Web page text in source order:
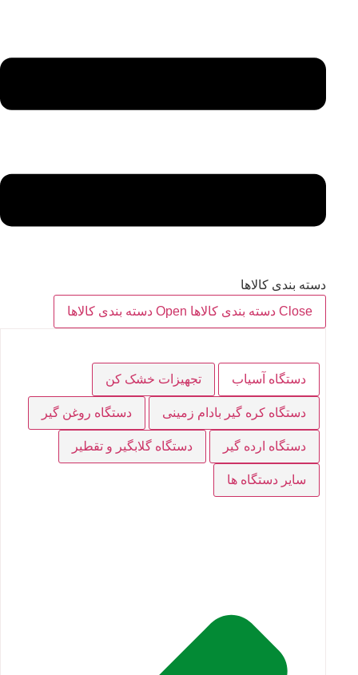
دسته بندی کالاها
Close دسته بندی کالاها
Open دسته بندی کالاها
دستگاه آسیاب تجهیزات خشک کن
دستگاه کره گیر بادام زمینی دستگاه روغن گیر
دستگاه ارده گیر دستگاه گلابگیر و تقطیر
سایر دستگاه ها